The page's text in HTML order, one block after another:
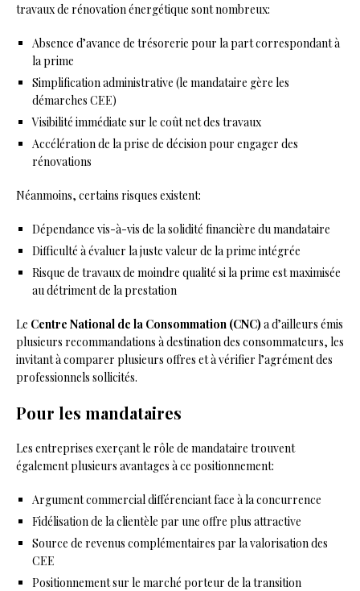
travaux de rénovation énergétique sont nombreux:
Absence d’avance de trésorerie pour la part correspondant à
la prime
Simplification administrative (le mandataire gère les
démarches CEE)
Visibilité immédiate sur le coût net des travaux
Accélération de la prise de décision pour engager des
rénovations
Néanmoins, certains risques existent:
Dépendance vis-à-vis de la solidité financière du mandataire
Difficulté à évaluer la juste valeur de la prime intégrée
Risque de travaux de moindre qualité si la prime est maximisée
au détriment de la prestation
Le Centre National de la Consommation (CNC) a d’ailleurs émis
plusieurs recommandations à destination des consommateurs, les
invitant à comparer plusieurs offres et à vérifier l’agrément des
professionnels sollicités.
Pour les mandataires
Les entreprises exerçant le rôle de mandataire trouvent
également plusieurs avantages à ce positionnement:
Argument commercial différenciant face à la concurrence
Fidélisation de la clientèle par une offre plus attractive
Source de revenus complémentaires par la valorisation des
CEE
Positionnement sur le marché porteur de la transition